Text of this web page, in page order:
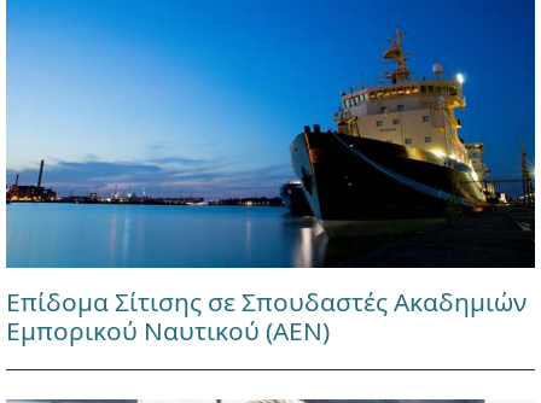
Επίδομα Σίτισης σε Σπουδαστές Ακαδημιών
Εμπορικού Ναυτικού (ΑΕΝ)